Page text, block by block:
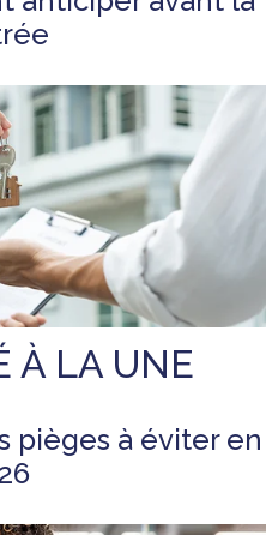
À LA UNE
pièges à éviter en